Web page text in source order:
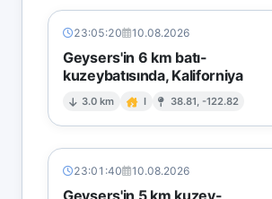
23:05:20 10.08.2026
Geysers'in 6 km batı-
kuzeybatısında, Kaliforniya
3.0 km I 38.81, -122.82
23:01:40 10.08.2026
Geysers'in 5 km kuzey-